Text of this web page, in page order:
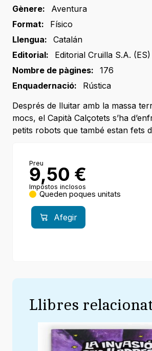
Gènere:
Aventura
Format:
Físico
Llengua:
Catalán
Editorial:
Editorial Cruilla S.A. (ES)
Nombre de pàgines:
176
Enquadernació:
Rústica
Després de lluitar amb la massa
mocs, el Capità Calçotets s’ha
petits robots que també estan fets
Preu
9,50 €
Impostos inclosos
Queden poques unitats
Afegir
Llibres